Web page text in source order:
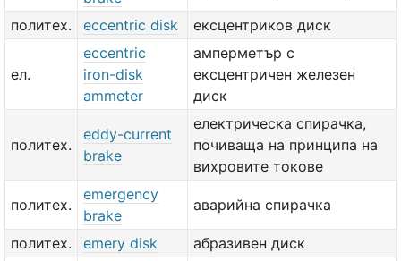
политех. eccentric disk ексцентриков диск
ел.
eccentric
iron-disk
ammeter
амперметър с
ексцентричен железен
диск
политех.
eddy-current
brake
електрическа спирачка,
почиваща на принципа на
вихровите токове
политех.
emergency
brake
аварийна спирачка
политех. emery disk абразивен диск